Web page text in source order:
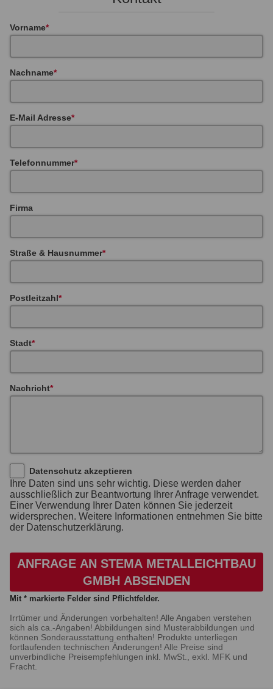
Vorname
Nachname
E-Mail Adresse
Telefonnummer
Firma
Straße & Hausnummer
Postleitzahl
Stadt
Nachricht
Datenschutz akzeptieren
Ihre Daten sind uns sehr wichtig. Diese werden daher
ausschließlich zur Beantwortung Ihrer Anfrage verwendet.
Einer Verwendung Ihrer Daten können Sie jederzeit
widersprechen. Weitere Informationen entnehmen Sie bitte
der Datenschutzerklärung.
ANFRAGE AN STEMA METALLEICHTBAU
GMBH ABSENDEN
Mit * markierte Felder sind Pflichtfelder.
Irrtümer und Änderungen vorbehalten! Alle Angaben verstehen
sich als ca.-Angaben! Abbildungen sind Musterabbildungen und
können Sonderausstattung enthalten! Produkte unterliegen
fortlaufenden technischen Änderungen! Alle Preise sind
unverbindliche Preisempfehlungen inkl. MwSt., exkl. MFK und
Fracht.